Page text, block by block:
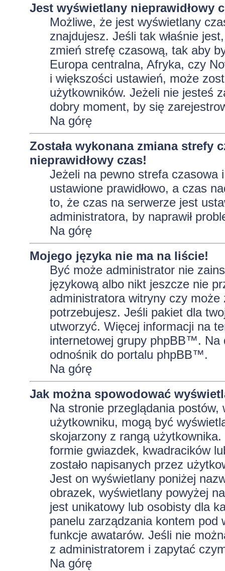
Jest wyświetlany nieprawidłowy
Możliwe, że jest wyświetlany
znajdujesz. Jeśli tak właśnie
zmień strefę czasową, tak aby
Europa centralna, Afryka, czy
i większości ustawień, może
użytkowników. Jeżeli nie jesteś
dobry moment, by się
Na górę
Została wykonana zmiana strefy
nieprawidłowy czas!
Jeżeli na pewno strefa czasowa
ustawione prawidłowo, a czas
to, że czas na serwerze jest
administratora, by naprawił
Na górę
Mojego języka nie ma na liście!
Być może administrator nie
językową albo nikt jeszcze nie
administratora witryny czy
potrzebujesz. Jeśli pakiet dla
utworzyć. Więcej informacji na
internetowej grupy phpBB™. Na
odnośnik do portalu phpBB™.
Na górę
Jak można spowodować
Na stronie przeglądania
użytkowniku, mogą być
skojarzony z rangą
formie gwiazdek, kwadracików
zostało napisanych przez
Jest on wyświetlany poniżej
obrazek, wyświetlany powyżej
jest unikatowy lub osobisty dla
panelu zarządzania kontem pod
funkcje awatarów. Jeśli nie
z administratorem i zapytać
Na górę